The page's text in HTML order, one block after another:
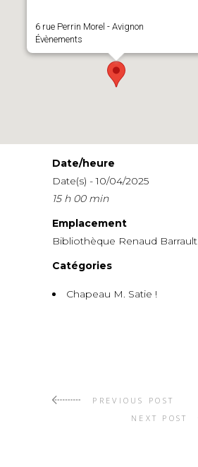
6 rue Perrin Morel - Avignon
Évènements
Date/heure
Date(s) - 10/04/2025
15 h 00 min
Emplacement
Bibliothèque Renaud Barrault
Catégories
Chapeau M. Satie !
PREVIOUS POST
NEXT POST